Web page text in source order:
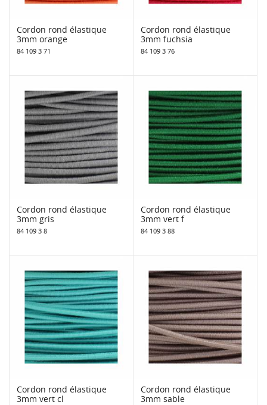
Cordon rond élastique
3mm orange
84 109 3 71
Cordon rond élastique
3mm fuchsia
84 109 3 76
Cordon rond élastique
3mm gris
84 109 3 8
Cordon rond élastique
3mm vert f
84 109 3 88
Cordon rond élastique
3mm vert cl
Cordon rond élastique
3mm sable